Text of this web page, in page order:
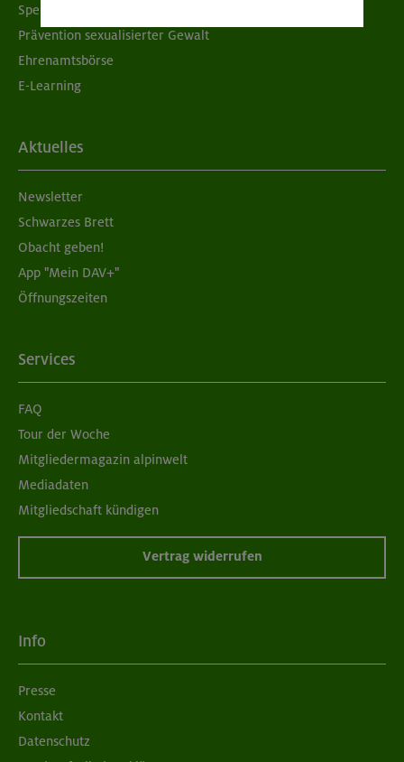
Spenden
Prävention sexualisierter Gewalt
Ehrenamtsbörse
E-Learning
Aktuelles
Newsletter
Schwarzes Brett
Obacht geben!
App "Mein DAV+"
Öffnungszeiten
Services
FAQ
Tour der Woche
Mitgliedermagazin alpinwelt
Mediadaten
Mitgliedschaft kündigen
Vertrag widerrufen
Info
Presse
Kontakt
Datenschutz